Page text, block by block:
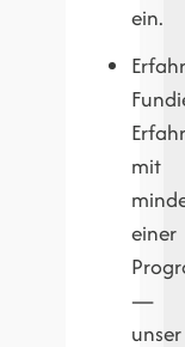
ein.
mit
einer
—
unser